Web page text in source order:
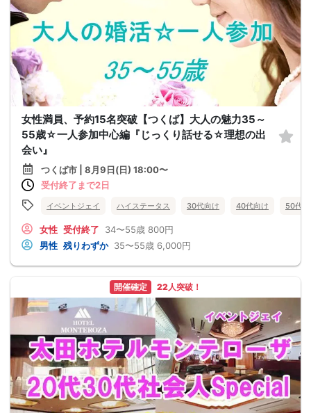
女性満員、予約15名突破【つくば】大人の魅力35～
55歳☆一人参加中心編『じっくり話せる☆理想の出
会い』
つくば市 | 8月9日(日) 18:00〜
受付終了まで2日
イベントジェイ ハイステータス 30代向け 40代向け 50代
女性 受付終了 34〜55歳 800円
男性 残りわずか 35〜55歳 6,000円
開催確定 22人突破！